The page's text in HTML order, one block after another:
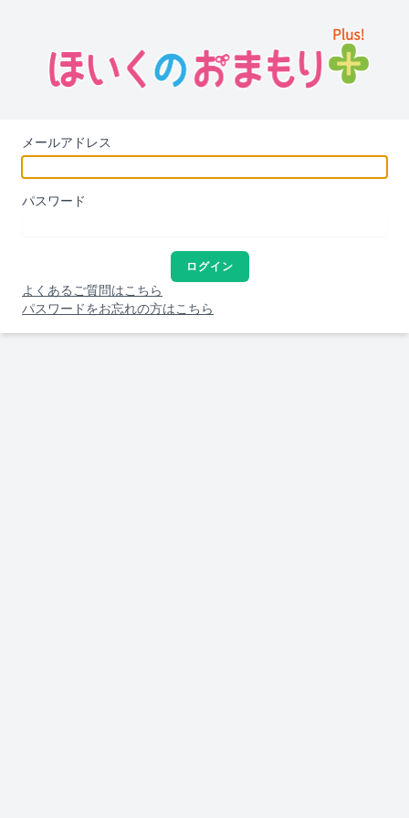
メールアドレス
パスワード
ログイン
よくあるご質問はこちら
パスワードをお忘れの方はこちら